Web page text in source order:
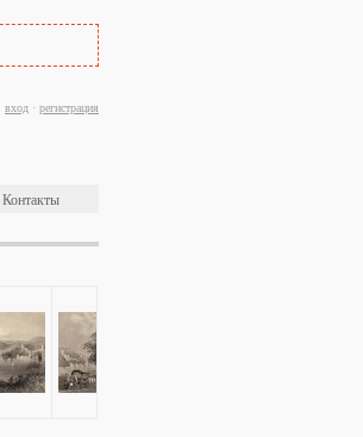
вход · регистрация
Контакты